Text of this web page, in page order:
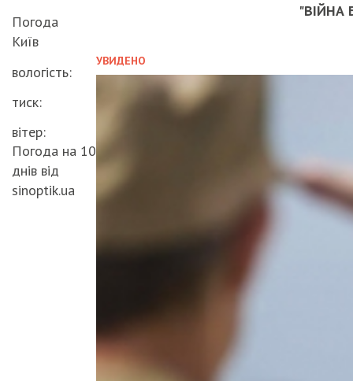
"ВІЙНА
УВИДЕНО
Погода
Київ
вологість:
тиск:
вітер:
Погода на 10
днів від
sinoptik.ua